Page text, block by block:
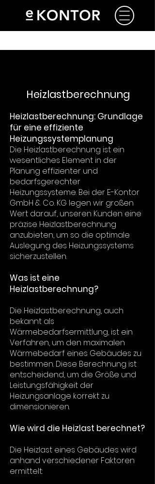
Heizlastberechnung
Heizlastberechnung: Grundlage
für eine effiziente
Heizungssystemplanung
Die Heizlastberechnung ist ein
wesentliches Element in der
Planung effizienter und
bedarfsgerechter
Heizungssysteme. Bei der E-Kontor
GmbH & Co. KG legen wir großen
Wert darauf, unseren Kunden eine
präzise Heizlastberechnung
anzubieten, um so die optimale
Auslegung des Heizungssystems
sicherzustellen.
Was ist eine
Heizlastberechnung?
Die Heizlastberechnung, auch
bekannt als
Wärmebedarfsermittlung, ist ein
Verfahren, um den maximalen
Wärmebedarf eines Gebäudes zu
bestimmen. Diese Berechnung ist
entscheidend, um die Größe und
Leistungsfähigkeit der
Heizungsanlage korrekt zu
dimensionieren.
Wie wird die Heizlast berechnet?
Die Heizlast eines Gebäudes wird
anhand verschiedener Faktoren
ermittelt: